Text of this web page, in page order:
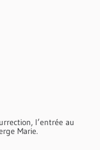
l’entrée au
Marie.